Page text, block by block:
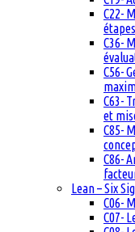
C22-
C36-
C56-
C63-
et
C85-
C86-
Lean – Six
C06-
C07-